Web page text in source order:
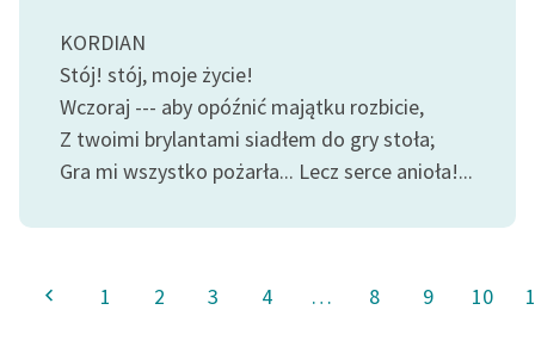
KORDIAN
Stój! stój, moje życie!
Wczoraj --- aby opóźnić majątku rozbicie,
Z twoimi brylantami siadłem do gry stoła;
Gra mi wszystko pożarła... Lecz serce anioła!...
1 2 3 4 … 8 9 10